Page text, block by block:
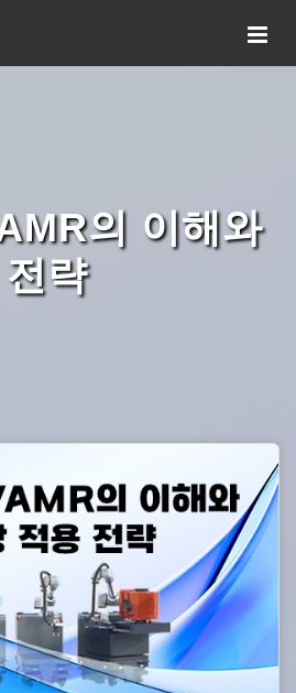
의 이해와
략